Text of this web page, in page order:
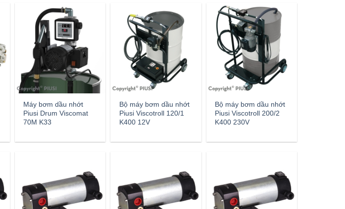
Máy bơm dầu nhớt
Piusi Drum Viscomat
70M K33
Bộ máy bơm dầu nhớt
Piusi Viscotroll 120/1
K400 12V
Bộ máy bơm dầu nhớt
Piusi Viscotroll 200/2
K400 230V